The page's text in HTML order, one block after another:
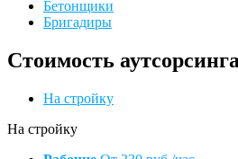
Бетонщики
Бригадиры
Стоимость
На стройку
На стройку